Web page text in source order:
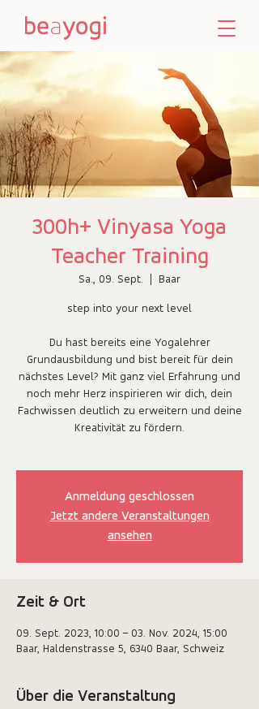
300h+ Vinyasa Yoga
Teacher Training
Sa., 09. Sept. Baar
step into your next level
Du hast bereits eine Yogalehrer
Grundausbildung und bist bereit für dein
nächstes Level? Mit ganz viel Erfahrung und
noch mehr Herz inspirieren wir dich, dein
Fachwissen deutlich zu erweitern und deine
Kreativität zu fördern.
Anmeldung geschlossen
Jetzt andere Veranstaltungen
ansehen
Zeit & Ort
09. Sept. 2023, 10:00 – 03. Nov. 2024, 15:00
Baar, Haldenstrasse 5, 6340 Baar, Schweiz
Über die Veranstaltung